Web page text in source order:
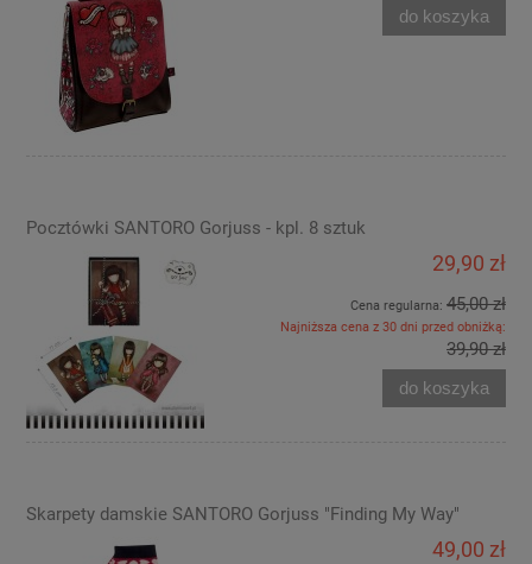
do koszyka
Pocztówki SANTORO Gorjuss - kpl. 8 sztuk
29,90 zł
Cena regularna: 45,00 zł
Najniższa cena z 30 dni przed obniżką:
39,90 zł
do koszyka
Skarpety damskie SANTORO Gorjuss "Finding My Way"
49,00 zł